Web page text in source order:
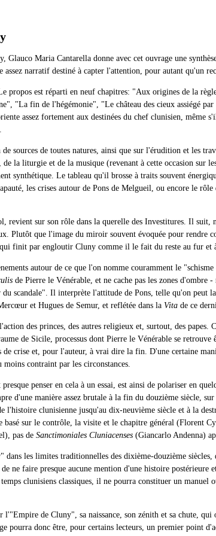
Maria Cantarella donne avec cet ouvrage une
narratif destiné à capter l'attention, pour autant qu'un
propos est réparti en neuf chapitres: "Aux origines de
"La fin de l'hégémonie", "Le château des cieux assiégé
assez fortement aux destinées du chef clunisien,
sources de toutes natures, ainsi que sur l'érudition et les
de la liturgie et de la musique (revenant à cette occasion
synthétique. Le tableau qu'il brosse à traits souvent
les crises autour de Pons de Melgueil, ou encore le
revient sur son rôle dans la querelle des Investitures. Il suit,
Plutôt que l'image du miroir souvent évoquée pour rendre
finit par engloutir Cluny comme il le fait du reste au fur et à
autour de ce que l'on nomme couramment le
de Pierre le Vénérable, et ne cache pas les zones d'ombre
scandale". Il interprète l'attitude de Pons, telle qu'on peut
et Hugues de Semur, et reflétée dans la Vita de ce
des princes, des autres religieux et, surtout, des
de Sicile, processus dont Pierre le Vénérable se
crise et, pour l'auteur, à vrai dire la fin. D'une certaine
contraint par les circonstances.
penser en cela à un essai, est ainsi de polariser en
d'une manière assez brutale à la fin du douzième siècle,
clunisienne jusqu'au dix-neuvième siècle et à la
sur le contrôle, la visite et le chapitre général (Florent
pas de Sanctimoniales Cluniacenses (Giancarlo Andenna)
les limites traditionnelles des dixième-douzième
ne faire presque aucune mention d'une histoire
clunisiens classiques, il ne pourra constituer un
l'"Empire de Cluny", sa naissance, son zénith et sa chute,
pourra donc être, pour certains lecteurs, un premier point